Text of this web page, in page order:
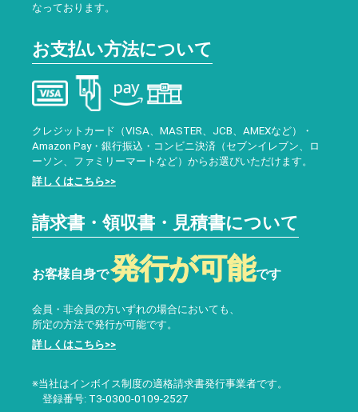
なっております。
お支払い方法について
クレジットカード（VISA、MASTER、JCB、AMEXなど）・
Amazon Pay・銀行振込・コンビニ決済（セブンイレブン、ロ
ーソン、ファミリーマートなど）からお選びいただけます。
詳しくはこちら>>
請求書・領収書・見積書について
お客様自身で発行が可能です
会員・非会員の方いずれの場合においても、
所定の方法で発行が可能です。
詳しくはこちら>>
※当社はインボイス制度の適格請求書発行事業者です。
登録番号: T3-0300-0109-2527